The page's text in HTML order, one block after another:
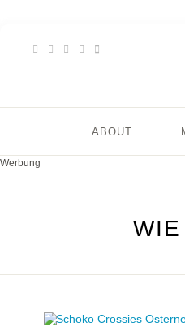
ABOUT
Werbung